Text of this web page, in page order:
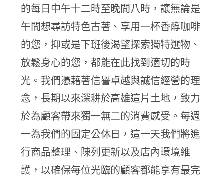
的每日中午十二時至晚間八時，讓無論是
午間想尋訪特色古著、享用一杯香醇咖啡
的您，抑或是下班後渴望探索獨特選物、
放鬆身心的您，都能在此找到適切的時
光。我們憑藉著信譽卓越與誠信經營的理
念，長期以來深耕於高雄這片土地，致力
於為顧客帶來獨一無二的消費感受。每週
一為我們的固定公休日，這一天我們將進
行商品整理、陳列更新以及店內環境維
護，以確保每位光臨的顧客都能享有最完